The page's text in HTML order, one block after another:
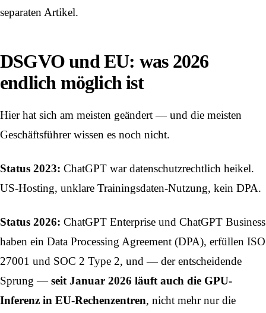
separaten Artikel.
DSGVO und EU: was 2026
endlich möglich ist
Hier hat sich am meisten geändert — und die meisten
Geschäftsführer wissen es noch nicht.
Status 2023: ChatGPT war datenschutzrechtlich heikel.
US-Hosting, unklare Trainingsdaten-Nutzung, kein DPA.
Status 2026: ChatGPT Enterprise und ChatGPT Business
haben ein Data Processing Agreement (DPA), erfüllen ISO
27001 und SOC 2 Type 2, und — der entscheidende
Sprung —seit Januar 2026 läuft auch die GPU-
Inferenz in EU-Rechenzentren, nicht mehr nur die